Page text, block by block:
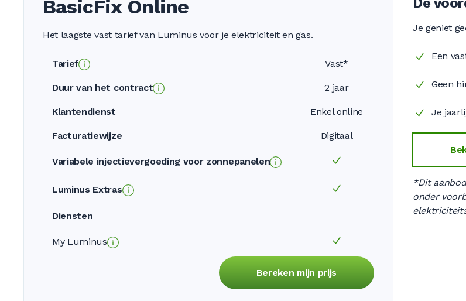
BasicFix Online
Het laagste vast tarief van Luminus voor je elektriciteit en gas.
Tarief Vast*
Duur van het contract 2 jaar
Klantendienst Enkel online
Facturatiewijze Digitaal
Variabele injectievergoeding voor zonnepanelen
Luminus Extras
Diensten
My Luminus
Bereken mijn prijs
Je geniet
Een
Geen
Je
*Dit
onder